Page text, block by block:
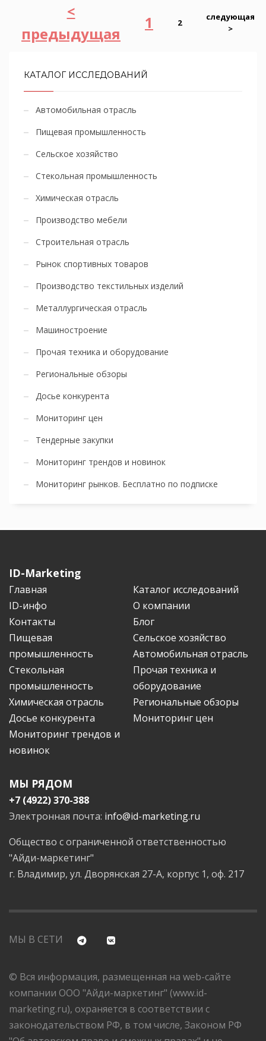
<
предыдущая
1 2
следующая
>
КАТАЛОГ ИССЛЕДОВАНИЙ
Автомобильная отрасль
Пищевая промышленность
Сельское хозяйство
Стекольная промышленность
Химическая отрасль
Производство мебели
Строительная отрасль
Рынок спортивных товаров
Производство текстильных изделий
Металлургическая отрасль
Машиностроение
Прочая техника и оборудование
Региональные обзоры
Досье конкурента
Мониторинг цен
Тендерные закупки
Мониторинг трендов и новинок
Мониторинг рынков. Бесплатно по подписке
ID-Marketing
Главная
Каталог исследований
ID-инфо
О компании
Контакты
Блог
Пищевая
промышленность
Сельское хозяйство
Автомобильная отрасль
Стекольная
промышленность
Прочая техника и
оборудование
Химическая отрасль
Региональные обзоры
Досье конкурента
Мониторинг цен
Мониторинг трендов и
новинок
МЫ РЯДОМ
+7 (4922) 370-388
Электронная почта: info@id-marketing.ru
Общество с ограниченной ответственностью
"Айди-маркетинг"
г. Владимир, ул. Дворянская 27-А, корпус 1, оф. 217
МЫ В СЕТИ
© Вся информация, размещенная на web-сайте
компании ООО "Айди-маркетинг" (www.id-
marketing.ru), охраняется в соответствии с
законодательством РФ, в том числе, Законом РФ